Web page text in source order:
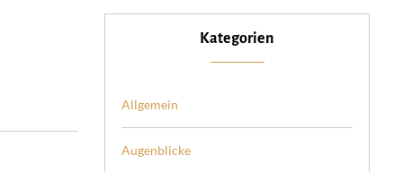
Kategorien
Allgemein
Augenblicke